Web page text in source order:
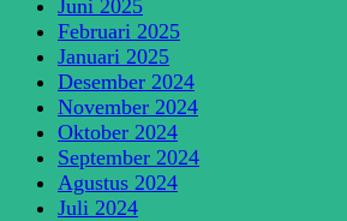
Juni 2025
Februari 2025
Januari 2025
Desember 2024
November 2024
Oktober 2024
September 2024
Agustus 2024
Juli 2024